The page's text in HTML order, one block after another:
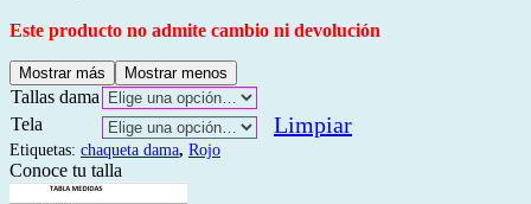
Este producto no admite cambio ni devolución
Mostrar más Mostrar menos
Tallas dama
Tela
Limpiar
Etiquetas: chaqueta dama, Rojo
Conoce tu talla